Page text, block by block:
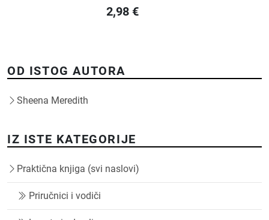
2,98 €
OD ISTOG AUTORA
Sheena Meredith
IZ ISTE KATEGORIJE
Praktična knjiga (svi naslovi)
Priručnici i vodiči